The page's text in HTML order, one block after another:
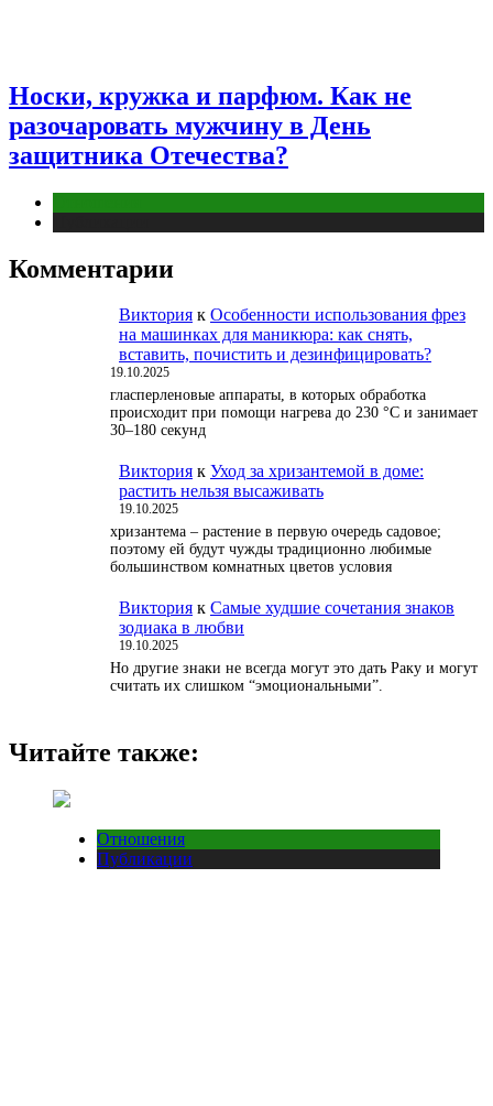
Носки, кружка и парфюм. Как не
разочаровать мужчину в День
защитника Отечества?
Комментарии
Виктория к Особенности использования фрез
на машинках для маникюра: как снять,
вставить, почистить и дезинфицировать?
19.10.2025
гласперленовые аппараты, в которых обработка
происходит при помощи нагрева до 230 °С и занимает
30–180 секунд
Виктория к Уход за хризантемой в доме:
растить нельзя высаживать
19.10.2025
хризантема – растение в первую очередь садовое;
поэтому ей будут чужды традиционно любимые
большинством комнатных цветов условия
Виктория к Самые худшие сочетания знаков
зодиака в любви
19.10.2025
Но другие знаки не всегда могут это дать Раку и могут
считать их слишком “эмоциональными”.
Читайте также:
Отношения
Публикации